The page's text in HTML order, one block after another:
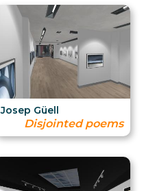
Josep Güell
Disjointed poems